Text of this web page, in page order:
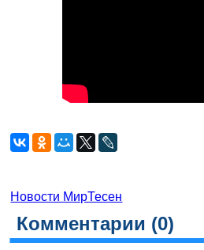
Новости МирТесен
Комментарии (0)